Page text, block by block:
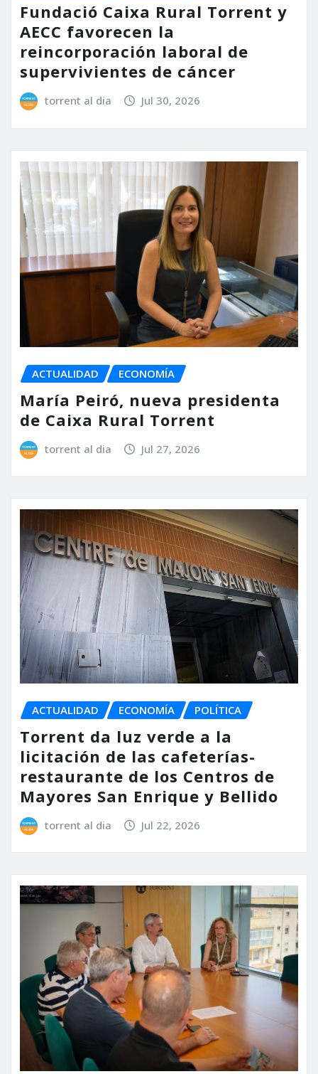
Fundació Caixa Rural Torrent y
AECC favorecen la
reincorporación laboral de
supervivientes de cáncer
torrent al dia Jul 30, 2026
ACTUALIDAD ECONOMÍA
María Peiró, nueva presidenta
de Caixa Rural Torrent
torrent al dia Jul 27, 2026
ACTUALIDAD ECONOMÍA POLÍTICA
Torrent da luz verde a la
licitación de las cafeterías-
restaurante de los Centros de
Mayores San Enrique y Bellido
torrent al dia Jul 22, 2026